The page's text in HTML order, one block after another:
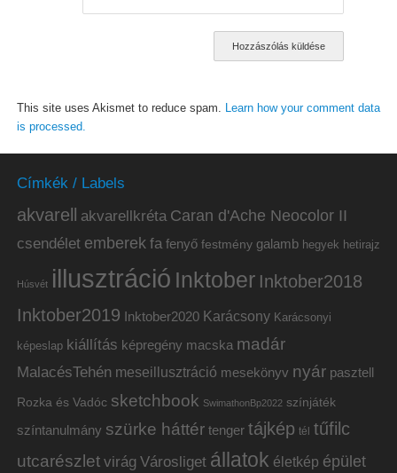
This site uses Akismet to reduce spam. Learn how your comment data
is processed.
Címkék / Labels
akvarell akvarellkréta Caran d'Ache Neocolor II
csendélet emberek fa fenyő festmény galamb hegyek hetirajz
Húsvét illusztráció Inktober Inktober2018
Inktober2019 Inktober2020 Karácsony Karácsonyi
képeslap kiállítás képregény macska madár
MalacésTehén meseillusztráció mesekönyv nyár pasztell
Rozka és Vadóc sketchbook SwimathonBp2022 színjáték
színtanulmány szürke háttér tenger tájkép tél tűfilc
utcarészlet virág Városliget állatok életkép épület